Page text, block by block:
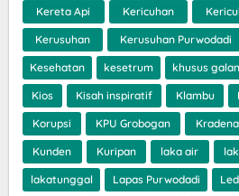
Kereta Api Kericuhan
Kerusuhan Kerusuhan Purwodadi
Kesehatan kesetrum khusus
Kios Kisah inspiratif Klambu
Korupsi KPU Grobogan
Kunden Kuripan laka air
lakatunggal Lapas Purwodadi